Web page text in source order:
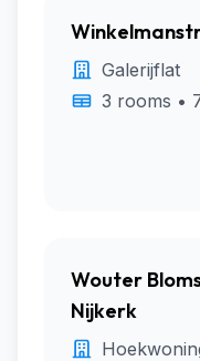
Galerijflat
3 rooms •
Wouter
Nijkerk